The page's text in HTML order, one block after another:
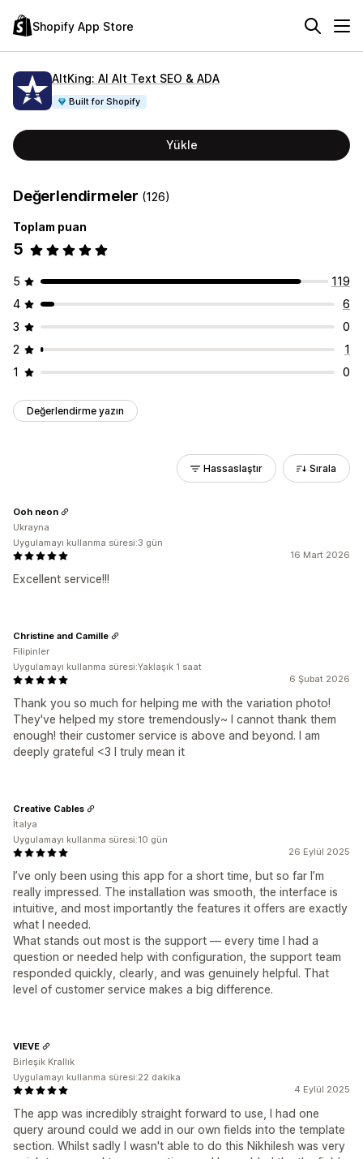
Shopify App Store
AltKing: AI Alt Text SEO & ADA
Built for Shopify
Yükle
Değerlendirmeler (126)
Toplam puan
5
5
119
4
6
3
0
2
1
1
0
Değerlendirme yazın
Hassaslaştır Sırala
16 Mart 2026
Excellent service!!!
Ooh neon
Ukrayna
Uygulamayı kullanma süresi:3 gün
6 Şubat 2026
Thank you so much for helping me with the variation photo!
They've helped my store tremendously~ I cannot thank them
enough! their customer service is above and beyond. I am
deeply grateful <3 I truly mean it
Christine and Camille
Filipinler
Uygulamayı kullanma süresi:Yaklaşık 1 saat
26 Eylül 2025
I’ve only been using this app for a short time, but so far I’m
really impressed. The installation was smooth, the interface is
intuitive, and most importantly the features it offers are exactly
what I needed.
What stands out most is the support — every time I had a
question or needed help with configuration, the support team
responded quickly, clearly, and was genuinely helpful. That
level of customer service makes a big difference.
Creative Cables
İtalya
Uygulamayı kullanma süresi:10 gün
4 Eylül 2025
The app was incredibly straight forward to use, I had one
query around could we add in our own fields into the template
section. Whilst sadly I wasn't able to do this Nikhilesh was very
VIEVE
Birleşik Krallık
Uygulamayı kullanma süresi:22 dakika